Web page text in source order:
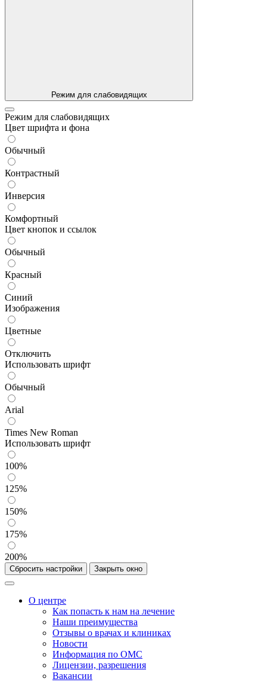
Режим для слабовидящих
Режим для слабовидящих
Цвет шрифта и фона
Обычный
Контрастный
Инверсия
Комфортный
Цвет кнопок и ссылок
Обычный
Красный
Синий
Изображения
Цветные
Отключить
Использовать шрифт
Обычный
Arial
Times New Roman
Использовать шрифт
100%
125%
150%
175%
200%
Сбросить настройки Закрыть окно
О центре
Как попасть к нам на лечение
Наши преимущества
Отзывы о врачах и клиниках
Новости
Информация по ОМС
Лицензии, разрешения
Вакансии